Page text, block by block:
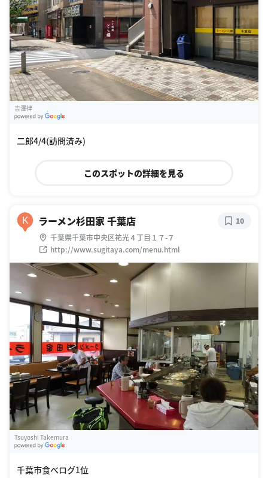
吉澤律
二郎4/4(訪問済み)
このスポットの詳細を見る
K ラーメン杉田家 千葉店
千葉県千葉市中央区祐光４丁目１７-７
http://www.sugitaya.com/menu.html
10
Tsuyoshi Takemura
千葉市食べログ1位